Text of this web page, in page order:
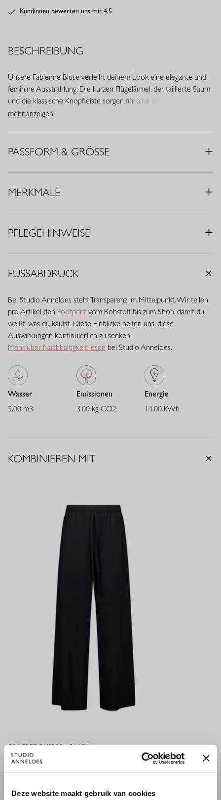
Deze website maakt gebruik van cookies
Kundinnen bewerten uns mit 4.5
BESCHREIBUNG
Unsere Fabienne Bluse verleiht deinem Look eine elegante und
feminine Ausstrahlung. Die kurzen Flügelärmel, der taillierte Saum
und die klassische Knopfleiste sorgen für eine stilvolle Silhouette.
Dank des geschmeidigen Light Travelstoffs verbindet diese Bluse
• Farbe: Schwarz
• Taillierter Saum
Travelstoff ist ein komfortabler, pflegeleichter Stretchstoff, der
Haut an. Dank seiner atmungsaktiven Qualität, der
schnelltrocknenden Eigenschaften und des angenehmen
leichte Qualität mit eleganter Optik, die den ganzen Tag ihre Form
behält.
mehr anzeigen
PASSFORM & GRÖSSE
MERKMALE
PFLEGEHINWEISE
FUSSABDRUCK
Bei Studio Anneloes steht Transparenz im Mittelpunkt. Wir teilen
pro Artikel den Footprint vom Rohstoff bis zum Shop, damit du
weißt, was du kaufst. Diese Einblicke helfen uns, diese
Auswirkungen kontinuierlich zu senken.
Mehr über Nachhaltigkeit lesen bei Studio Anneloes.
Wasser
3.00 m3
Emissionen
3.00 kg CO2
Energie
14.00 kWh
KOMBINIEREN MIT
GRACE TROUSERS - BLACK
129,95 €